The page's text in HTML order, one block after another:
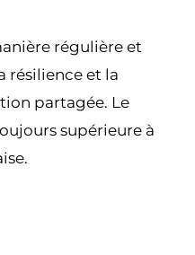
régulière et
résilience et la
partagée. Le
supérieure à